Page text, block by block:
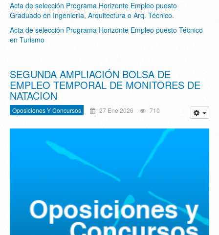
Acta de selección Programa Horizonte Empleo puesto
Graduado en Ingeniería, Arquitectura o Arq. Técnico.
Acta de selección Programa Horizonte Empleo puesto Técnico
en Turismo
SEGUNDA AMPLIACIÓN BOLSA DE
EMPLEO TEMPORAL DE MONITORES DE
NATACION
Oposiciones Y Concursos 27 Ene 2026 710